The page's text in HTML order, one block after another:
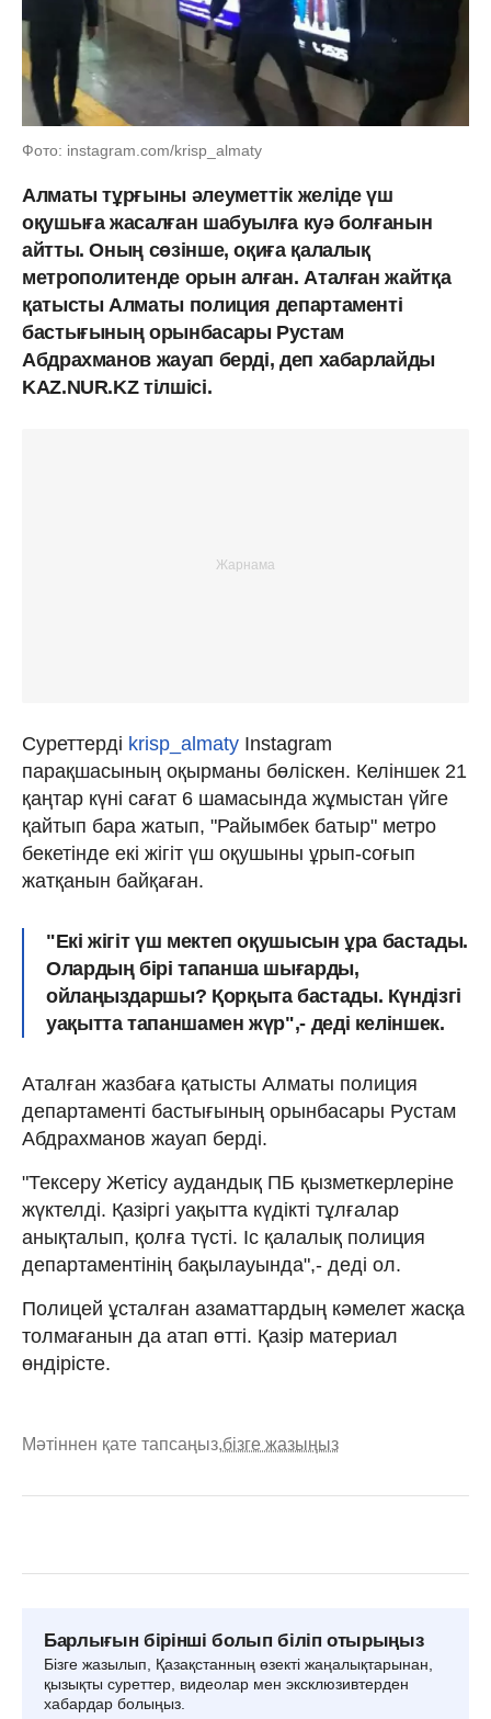
Фото: instagram.com/krisp_almaty
Алматы тұрғыны әлеуметтік желіде үш
оқушыға жасалған шабуылға куә болғанын
айтты. Оның сөзінше, оқиға қалалық
метрополитенде орын алған. Аталған жайтқа
қатысты Алматы полиция департаменті
бастығының орынбасары Рустам
Абдрахманов жауап берді, деп хабарлайды
KAZ.NUR.KZ тілшісі.
Суреттерді krisp_almaty Instagram
парақшасының оқырманы бөліскен. Келіншек 21
қаңтар күні сағат 6 шамасында жұмыстан үйге
қайтып бара жатып, "Райымбек батыр" метро
бекетінде екі жігіт үш оқушыны ұрып-соғып
жатқанын байқаған.
"Екі жігіт үш мектеп оқушысын ұра бастады.
Олардың бірі тапанша шығарды,
ойлаңыздаршы? Қорқыта бастады. Күндізгі
уақытта тапаншамен жүр",- деді келіншек.
Аталған жазбаға қатысты Алматы полиция
департаменті бастығының орынбасары Рустам
Абдрахманов жауап берді.
"Тексеру Жетісу аудандық ПБ қызметкерлеріне
жүктелді. Қазіргі уақытта күдікті тұлғалар
анықталып, қолға түсті. Іс қалалық полиция
департаментінің бақылауында",- деді ол.
Полицей ұсталған азаматтардың кәмелет жасқа
толмағанын да атап өтті. Қазір материал
өндірісте.
Мәтіннен қате тапсаңыз,бізге жазыңыз
Барлығын бірінші болып біліп отырыңыз
Бізге жазылып, Қазақстанның өзекті жаңалықтарынан,
қызықты суреттер, видеолар мен эксклюзивтерден
хабардар болыңыз.